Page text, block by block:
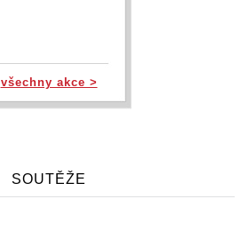
všechny akce >
SOUTĚŽE